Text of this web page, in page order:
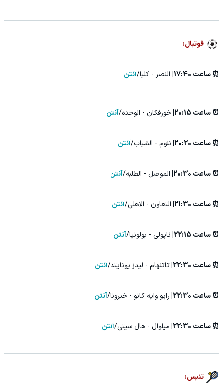
فوتبال:
⏰ ساعت 17:40| النصر - کلبا/آنتن
⏰ ساعت 20:15| خورفکان - الوحده/آنتن
⏰ ساعت 20:20| نئوم - الشباب/آنتن
⏰ ساعت 20:30| الموصل - الطلبه/آنتن
⏰ ساعت 21:30| التعاون - الاهلی/آنتن
⏰ ساعت 22:15| ناپولی - بولونیا/آنتن
⏰ ساعت 22:30| تاتنهام - لیدز یونایتد/آنتن
⏰ ساعت 22:30| رایو وایه کانو - خیرونا/آنتن
⏰ ساعت 22:30| میلوال - هال سیتی/آنتن
تنیس: